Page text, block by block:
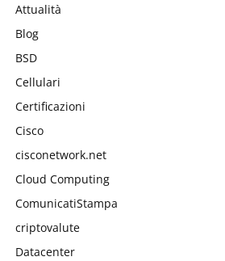
Attualità
Blog
BSD
Cellulari
Certificazioni
Cisco
cisconetwork.net
Cloud Computing
ComunicatiStampa
criptovalute
Datacenter